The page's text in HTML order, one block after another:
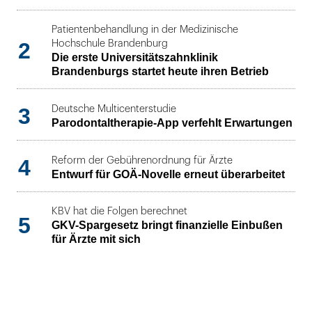
2
Patientenbehandlung in der Medizinische
Hochschule Brandenburg
Die erste Universitätszahnklinik
Brandenburgs startet heute ihren Betrieb
3 Deutsche Multicenterstudie
Parodontaltherapie-App verfehlt Erwartungen
4 Reform der Gebührenordnung für Ärzte
Entwurf für GOÄ-Novelle erneut überarbeitet
5
KBV hat die Folgen berechnet
GKV-Spargesetz bringt finanzielle Einbußen
für Ärzte mit sich